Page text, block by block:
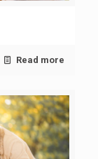
Read more